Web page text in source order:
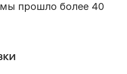
прошло более 40